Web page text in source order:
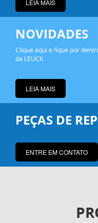
LEIA MAIS
NOVIDADES
Clique aqui e fique por
LEIA MAIS
PEÇAS DE
ENTRE EM CONTATO